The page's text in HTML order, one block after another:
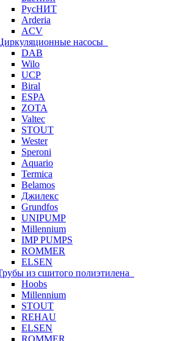
РусНИТ
Arderia
ACV
насосы
DAB
Wilo
UCP
Biral
ESPA
ZOTA
Valtec
STOUT
Wester
Speroni
Aquario
Termica
Belamos
Джилекс
Grundfos
UNIPUMP
Millennium
IMP PUMPS
ROMMER
ELSEN
из сшитого полиэтилена
Hoobs
Millennium
STOUT
REHAU
ELSEN
ROMMER